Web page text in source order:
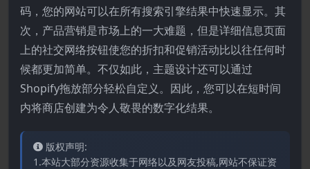
码，您的网站可以在所有搜索引擎结果中快速显示。其
次，产品营销是市场上的一大难题，但是详细信息页面
上的社交网络按钮使您的折扣和促销活动比以往任何时
候都更加简单。不仅如此，主题设计还可以通过
Shopify拖放部分轻松自定义。因此，您可以在短时间
内将商店创建为令人敬畏的数字化结果。
版权声明:
1.本站大部分资源收集于网络以及网友投稿,网站不保证资